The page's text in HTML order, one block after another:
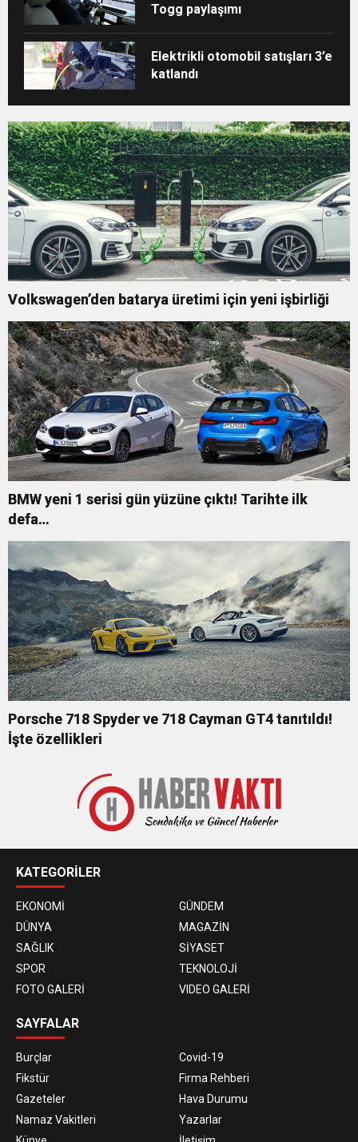
Togg paylaşımı
Elektrikli otomobil satışları 3’e
katlandı
Volkswagen’den batarya üretimi için yeni işbirliği
BMW yeni 1 serisi gün yüzüne çıktı! Tarihte ilk
defa…
Porsche 718 Spyder ve 718 Cayman GT4 tanıtıldı!
İşte özellikleri
KATEGORİLER
EKONOMİ
GÜNDEM
DÜNYA
MAGAZİN
SAĞLIK
SİYASET
SPOR
TEKNOLOJİ
FOTO GALERİ
VIDEO GALERİ
SAYFALAR
Burçlar
Covid-19
Fikstür
Firma Rehberi
Gazeteler
Hava Durumu
Namaz Vakitleri
Yazarlar